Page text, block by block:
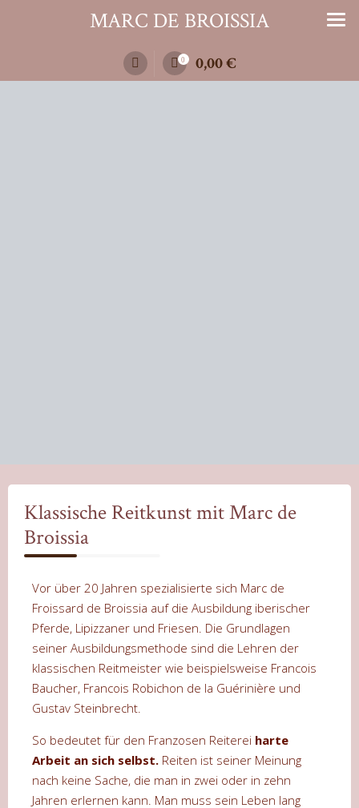
MARC DE BROISSIA
0 0,00€
Klassische Reitkunst mit Marc de
Broissia
Vor über 20 Jahren spezialisierte sich Marc de
Froissard de Broissia auf die Ausbildung iberischer
Pferde, Lipizzaner und Friesen. Die Grundlagen
seiner Ausbildungsmethode sind die Lehren der
klassischen Reitmeister wie beispielsweise Francois
Baucher, Francois Robichon de la Guérinière und
Gustav Steinbrecht.
So bedeutet für den Franzosen Reiterei harte
Arbeit an sich selbst. Reiten ist seiner Meinung
nach keine Sache, die man in zwei oder in zehn
Jahren erlernen kann. Man muss sein Leben lang